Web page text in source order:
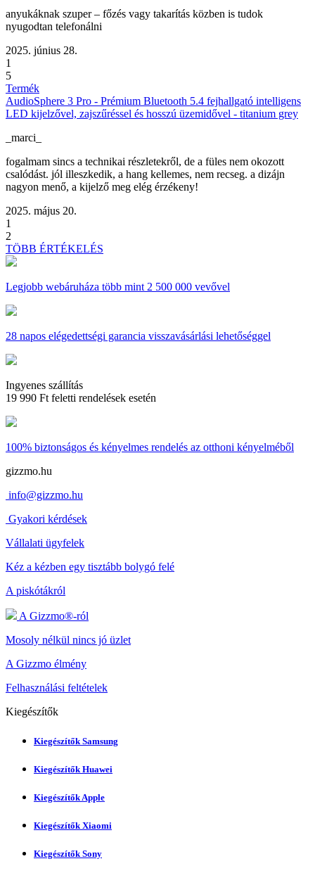
anyukáknak szuper – főzés vagy takarítás közben is tudok
nyugodtan telefonálni
2025. június 28.
1
5
Termék
AudioSphere 3 Pro - Prémium Bluetooth 5.4 fejhallgató intelligens
LED kijelzővel, zajszűréssel és hosszú üzemidővel - titanium grey
_marci_
fogalmam sincs a technikai részletekről, de a füles nem okozott
csalódást. jól illeszkedik, a hang kellemes, nem recseg. a dizájn
nagyon menő, a kijelző meg elég érzékeny!
2025. május 20.
1
2
TÖBB ÉRTÉKELÉS
Legjobb webáruháza több mint 2 500 000 vevővel
28 napos elégedettségi garancia visszavásárlási lehetőséggel
Ingyenes szállítás
19 990 Ft feletti rendelések esetén
100% biztonságos és kényelmes rendelés az otthoni kényelméből
gizzmo.hu
info@gizzmo.hu
Gyakori kérdések
Vállalati ügyfelek
Kéz a kézben egy tisztább bolygó felé
A piskótákról
A Gizzmo®-ról
Mosoly nélkül nincs jó üzlet
A Gizzmo élmény
Felhasználási feltételek
Kiegészítők
Kiegészítők Samsung
Kiegészítők Huawei
Kiegészítők Apple
Kiegészítők Xiaomi
Kiegészítők Sony